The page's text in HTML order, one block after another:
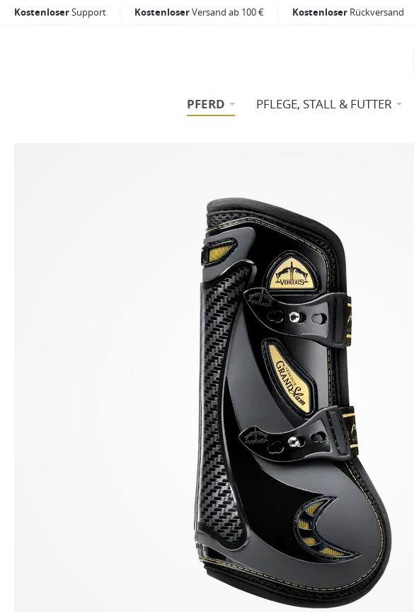
KostenloserSupport KostenloserVersand ab 100 € Kostenloser Rückversand
PFERD PFLEGE, STALL & FUTTER